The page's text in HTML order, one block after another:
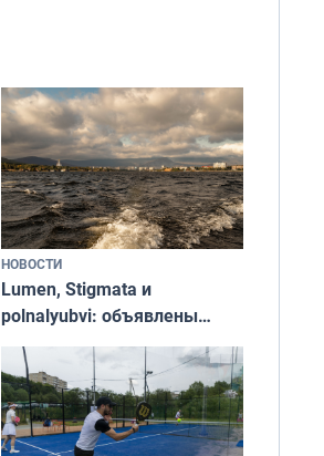
НОВОСТИ
Lumen, Stigmata и
polnalyubvi: объявлены
хедлайнеры фестиваля
«Имандра» в 2026 года